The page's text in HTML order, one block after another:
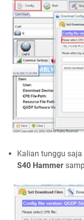
Kalian tunggu saja
S40 Hammer